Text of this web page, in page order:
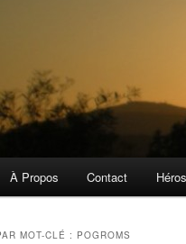
À Propos Contact Héros
MOT-CLÉ : POGROMS